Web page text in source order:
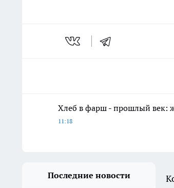
Хлеб в фарш - прошлый век:
11:18
Последние новости